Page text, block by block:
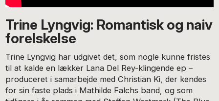
Trine Lyngvig: Romantisk og naiv
forelskelse
Trine Lyngvig har udgivet det, som nogle kunne fristes
til at kalde en lækker Lana Del Rey-klingende ep –
produceret i samarbejde med Christian Ki, der kendes
for sin faste plads i Mathilde Falchs band, og som